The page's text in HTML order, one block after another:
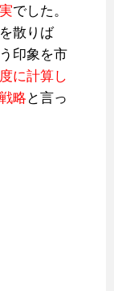
でした。
散りば
印象を市
に計算し
略 と言っ